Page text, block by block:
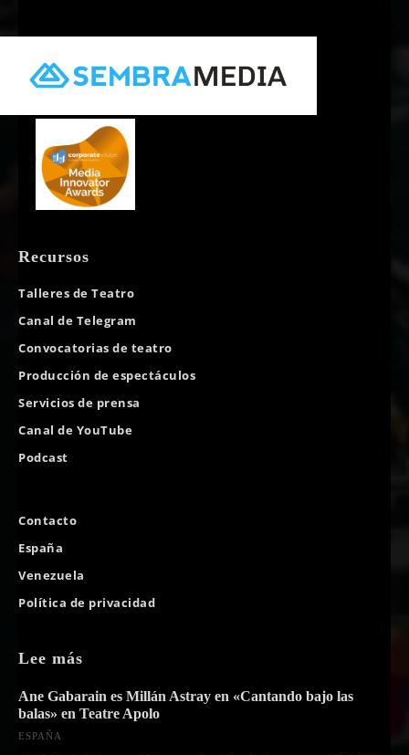
Recursos
Talleres de Teatro
Canal de Telegram
Convocatorias de teatro
Producción de espectáculos
Servicios de prensa
Canal de YouTube
Podcast
Contacto
España
Venezuela
Política de privacidad
Lee más
Ane Gabarain es Millán Astray en «Cantando bajo las
balas» en Teatre Apolo
ESPAÑA